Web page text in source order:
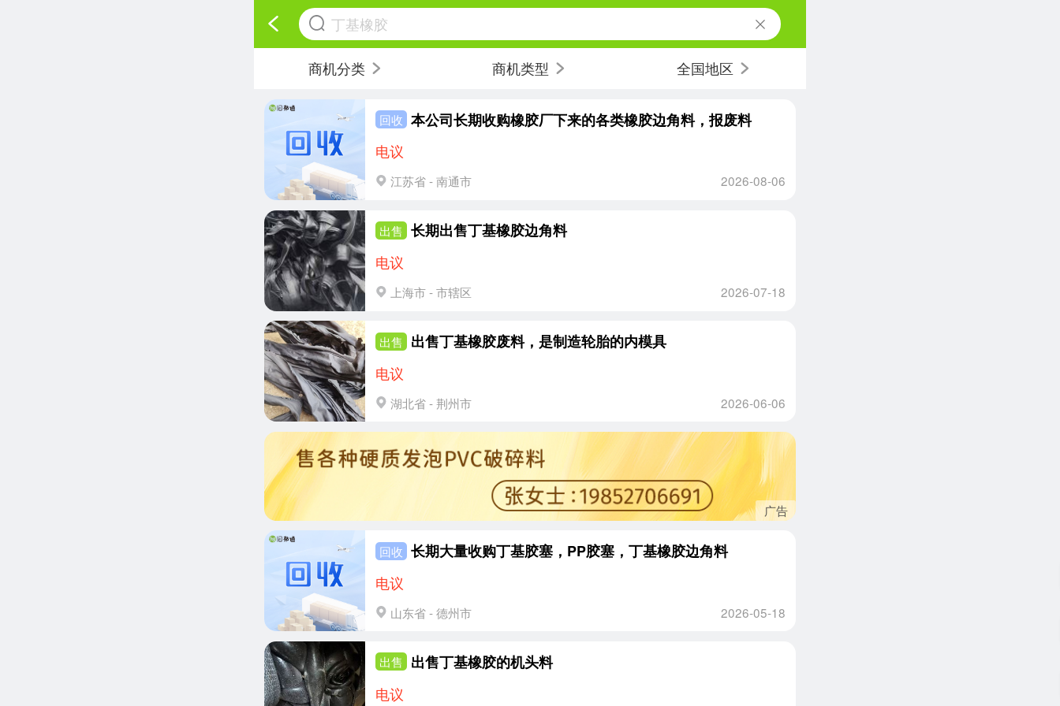
丁基橡胶
商机分类 商机类型 全国地区
回收 本公司长期收购橡胶厂下来的各类橡胶边角料，报废料
电议
江苏省 - 南通市 2026-08-06
出售 长期出售丁基橡胶边角料
电议
上海市 - 市辖区 2026-07-18
出售 出售丁基橡胶废料，是制造轮胎的内模具
电议
湖北省 - 荆州市 2026-06-06
广告
回收 长期大量收购丁基胶塞，PP胶塞，丁基橡胶边角料
电议
山东省 - 德州市 2026-05-18
出售 出售丁基橡胶的机头料
电议